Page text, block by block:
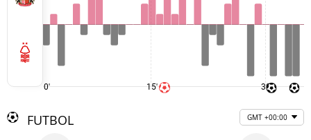
0' 15' 30'
FUTBOL GMT +00:00